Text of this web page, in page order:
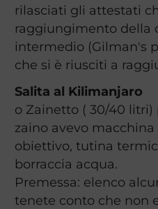
rilasciati gli attestati
raggiungimento della
intermedio (Gilman's
che si è riusciti a
Salita al Kilimanjaro
o Zainetto ( 30/40
zaino avevo macchina
obiettivo, tutina
borraccia acqua.
Premessa: elenco
tenete conto che non